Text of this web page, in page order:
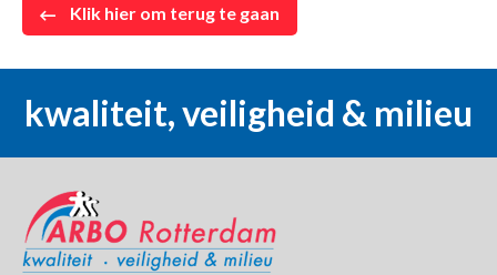
Klik hier om terug te gaan
kwaliteit, veiligheid & milieu